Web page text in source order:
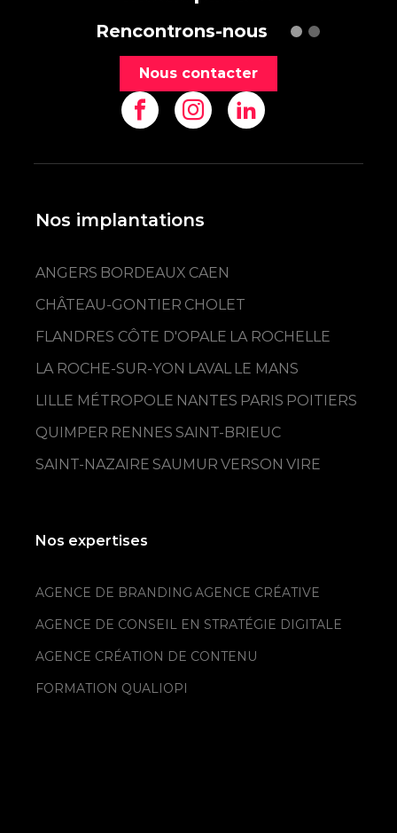
Rencontrons-nous
Nous contacter
Nos implantations
ANGERS BORDEAUX CAEN
CHÂTEAU-GONTIER CHOLET
FLANDRES CÔTE D'OPALE LA ROCHELLE
LA ROCHE-SUR-YON LAVAL LE MANS
LILLE MÉTROPOLE NANTES PARIS POITIERS
QUIMPER RENNES SAINT-BRIEUC
SAINT-NAZAIRE SAUMUR VERSON VIRE
Nos expertises
AGENCE DE BRANDING AGENCE CRÉATIVE
AGENCE DE CONSEIL EN STRATÉGIE DIGITALE
AGENCE CRÉATION DE CONTENU
FORMATION QUALIOPI